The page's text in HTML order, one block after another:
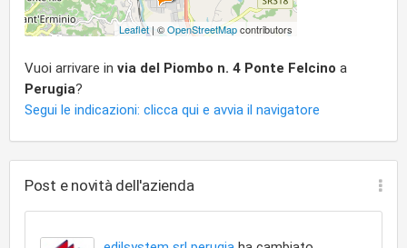
Leaflet| ©OpenStreetMapcontributors
Vuoi arrivare in via del Piombo n. 4 Ponte Felcino a
Perugia?
Segui le indicazioni: clicca qui e avvia il navigatore
Post e novità dell'azienda